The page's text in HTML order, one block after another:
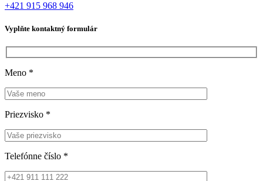
+421 915 968 946
Vyplňte kontaktný formulár
Meno *
Priezvisko *
Telefónne číslo *